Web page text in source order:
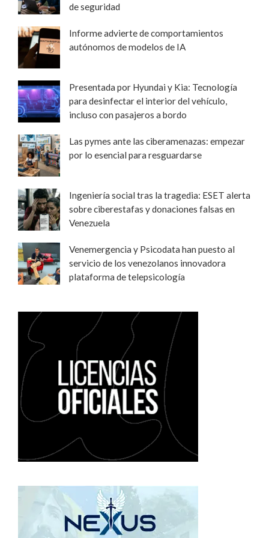
de seguridad
Informe advierte de comportamientos
autónomos de modelos de IA
Presentada por Hyundai y Kia: Tecnología
para desinfectar el interior del vehículo,
incluso con pasajeros a bordo
Las pymes ante las ciberamenazas: empezar
por lo esencial para resguardarse
Ingeniería social tras la tragedia: ESET alerta
sobre ciberestafas y donaciones falsas en
Venezuela
Venemergencia y Psicodata han puesto al
servicio de los venezolanos innovadora
plataforma de telepsicología